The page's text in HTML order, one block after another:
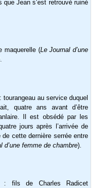
que Jean s’est retrouvé ruiné
maquerelle (Le Journal d’une
: tourangeau au service duquel
quatre ans avant d’être
Il est obsédé par les
jours après l’arrivée de
cette dernière serrée entre
d’une femme de chambre).
: fils de Charles Radicet